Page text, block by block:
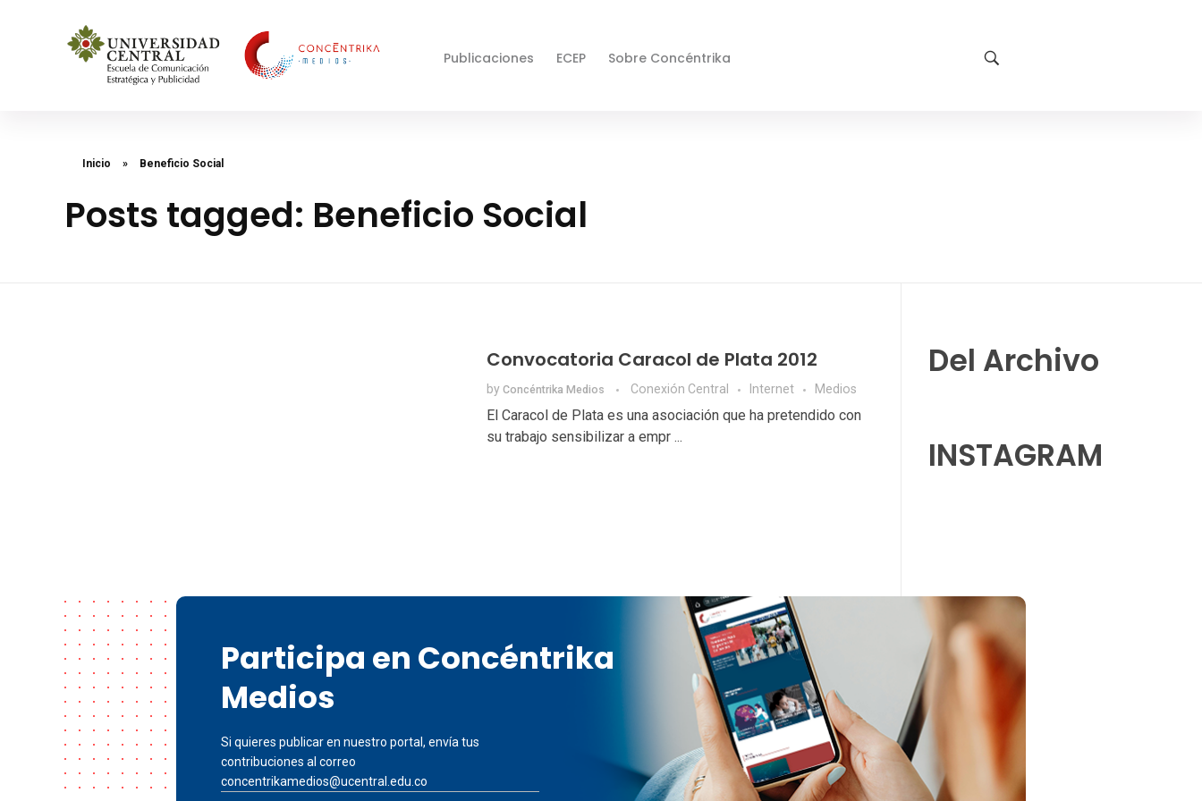
Publicaciones ECEP Sobre Concéntrika
Inicio » Beneficio Social
Posts tagged: Beneficio Social
Convocatoria Caracol de Plata 2012
by Concéntrika Medios Conexión Central Internet Medios
El Caracol de Plata es una asociación que ha pretendido con
su trabajo sensibilizar a empr ...
Del Archivo
INSTAGRAM
Participa en Concéntrika
Medios
Si quieres publicar en nuestro portal, envía tus
contribuciones al correo
concentrikamedios@ucentral.edu.co